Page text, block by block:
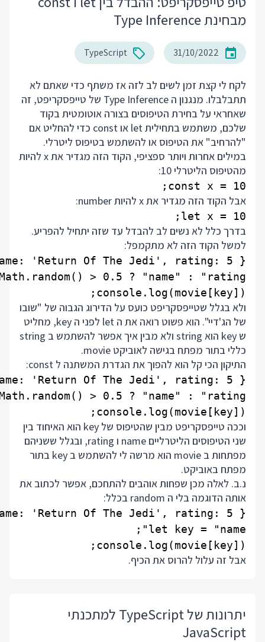
מבחינת Type Inference
31/10/2022
TypeScript
לקח לי קצת זמן לשים לב לזה אז משתף כדי שאתם לא
תתבלבלו. מנגנון ה Type Inference של טייפסקריפט, זה
שאחראי על בחירת הטיפוסים בצורה אוטומטית בקוד
שלכם, משתמש בתחילית let או const כדי להחליט אם
"להרחיב" את הטיפוס או להשתמש בטיפוס ליטרלי.
במילים אחרות ויותר ספציפי, הקוד הזה מגדיר את x להיות
מהטיפוס הליטרלי 10:
const x = 10;
אבל הקוד הזה מגדיר את x להיות number:
let x = 10;
בדרך כלל לא נשים לב להבדל עד שזה יתחיל להפריע.
למשל הקוד הזה לא מתקמפל:
console.log(movie[key]);
ולא בגלל שטייפסקריפט כועס על הדירוג הגבוה של "שובו
של הג'דיי". הוא פשוט רואה את ה let לפני ה key, מחליט
ש key הוא string ולא מבין איך אפשר להשתמש ב string
כללי בתור מפתח בגישה לאוביקט movie.
התיקון הכי קל הוא להפוך את הגדרת המשתנה ל const:
console.log(movie[key]);
וככה טייפסקריפט מבין שהטיפוס של key הוא האיחוד בין
שני הטיפוסים הליטרליים name ו rating, ובגלל ששניהם
מפתחות ב movie הוא מרשה לי להשתמש ב key בתור
מפתח באוביקט.
נ.ב. לאלה מכן שפחות אוהבים להתחכם, אפשר לכתוב את
אותה הדוגמה בלי ה random בכלל:
console.log(movie[key]);
אבל זה עלול להרוס את הכיף.
יתרונות של TypeScript למתכנתי
JavaScript